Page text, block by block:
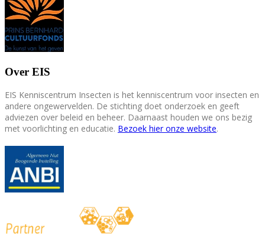
Over EIS
EIS Kenniscentrum Insecten is het kenniscentrum voor insecten en
andere ongewervelden. De stichting doet onderzoek en geeft
adviezen over beleid en beheer. Daarnaast houden we ons bezig
met voorlichting en educatie. Bezoek hier onze website.